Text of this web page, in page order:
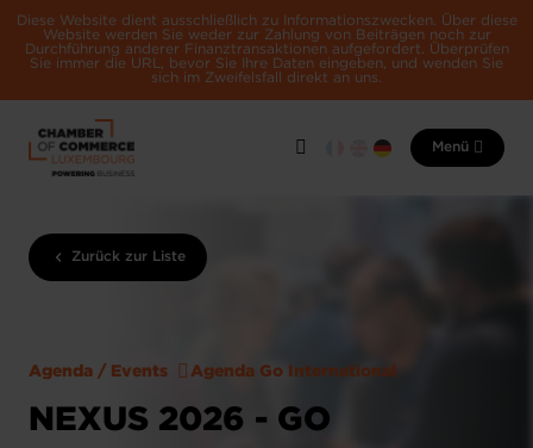
Diese Website dient ausschließlich zu Informationszwecken. Über diese
Website werden Sie weder zur Zahlung von Beiträgen noch zur
Durchführung anderer Finanztransaktionen aufgefordert. Überprüfen
Sie immer die URL, bevor Sie Ihre Daten eingeben, und wenden Sie
sich im Zweifelsfall direkt an uns.
Menü
Zurück zur Liste
Agenda / Events Agenda Go International
NEXUS 2026 - GO